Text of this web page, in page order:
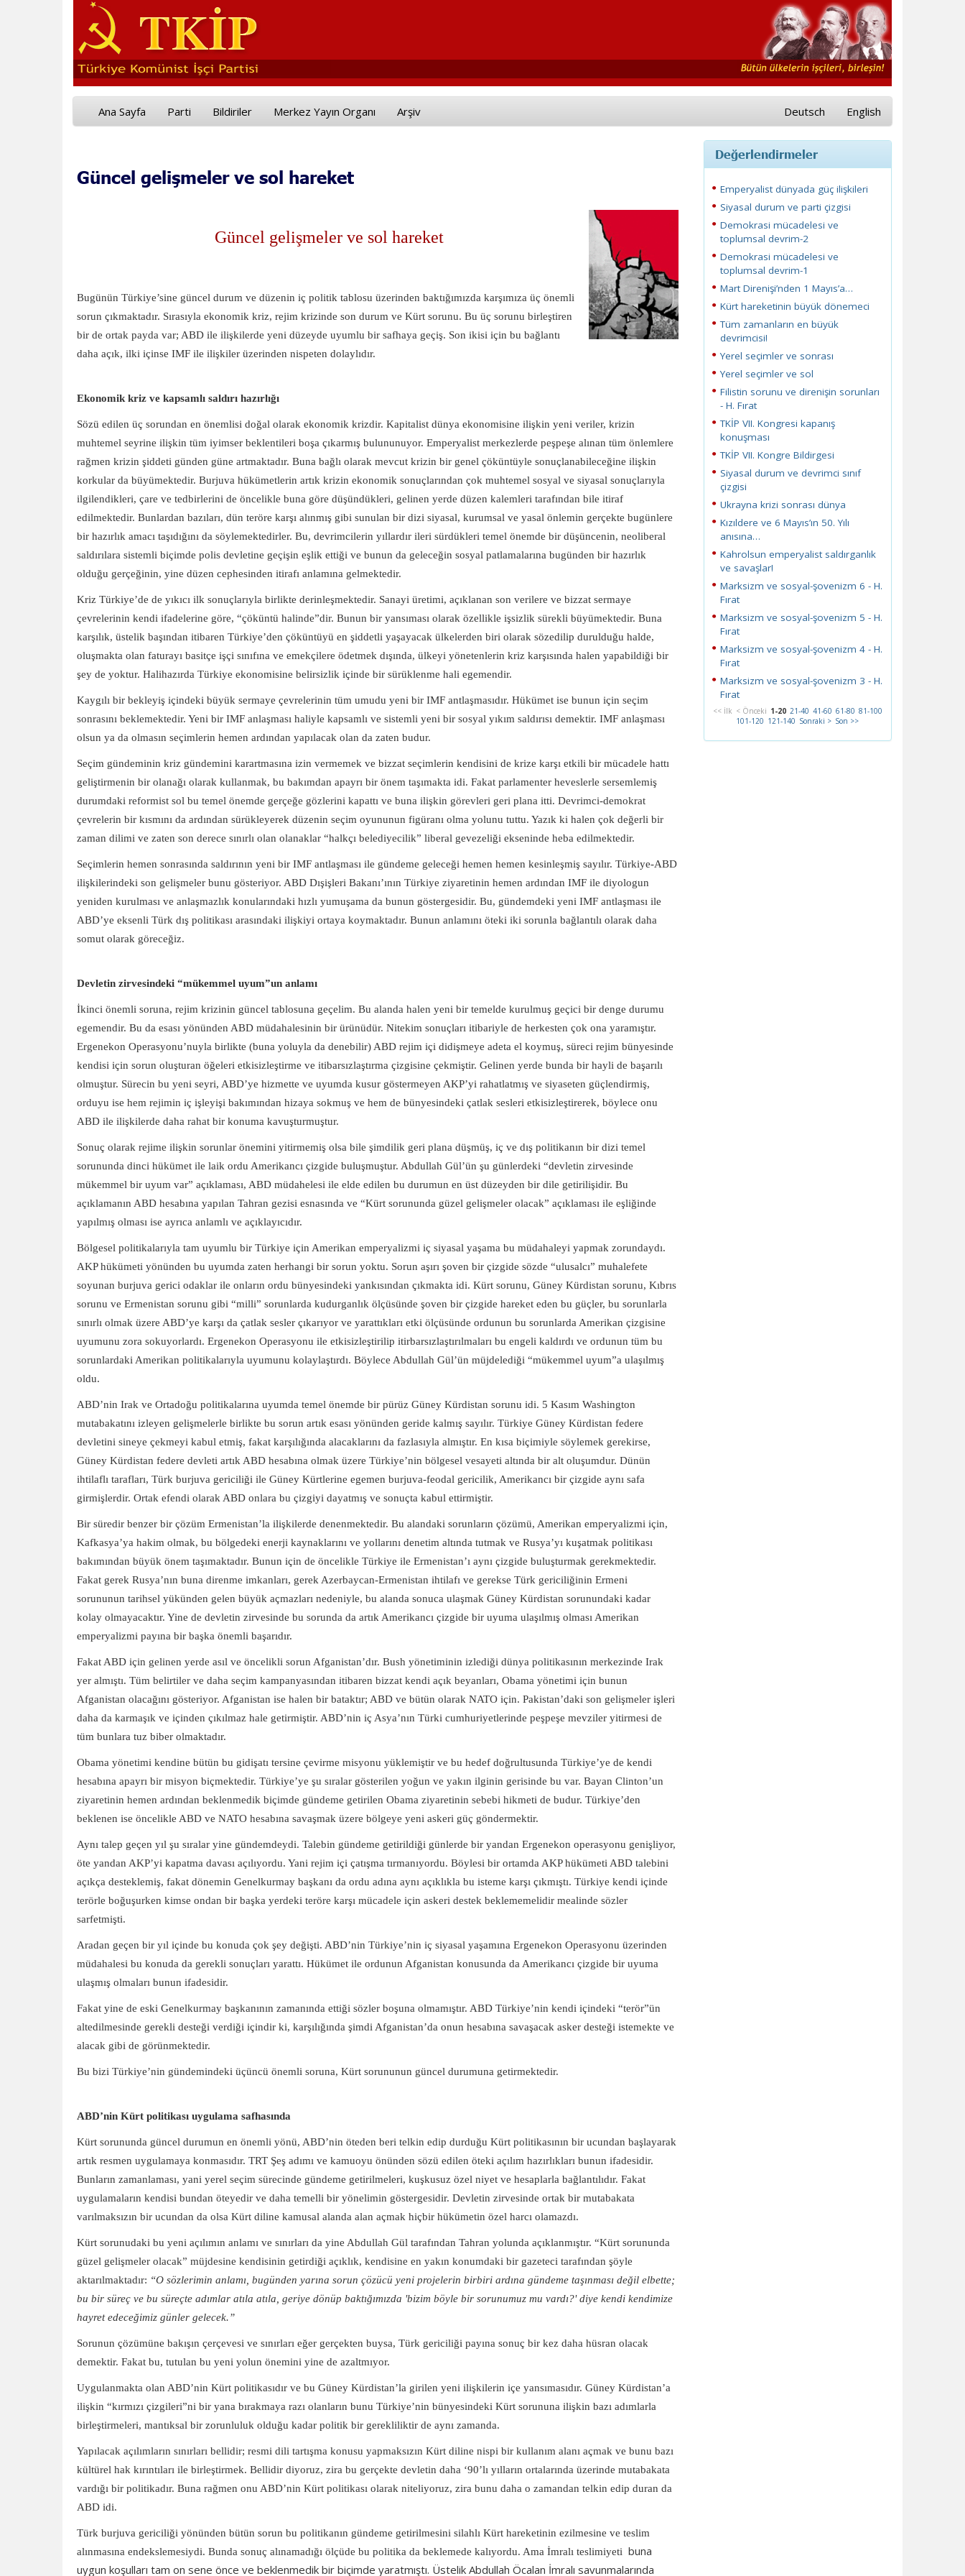
Ana Sayfa Parti Bildiriler Merkez Yayın Organı Arşiv Deutsch English
Güncel gelişmeler ve sol hareket
Güncel gelişmeler ve sol hareket
Bugünün Türkiye’sine güncel durum ve düzenin iç politik tablosu üzerinden baktığımızda karşımıza üç önemli
sorun çıkmaktadır. Sırasıyla ekonomik kriz, rejim krizinde son durum ve Kürt sorunu. Bu üç sorunu birleştiren
bir de ortak payda var; ABD ile ilişkilerde yeni düzeyde uyumlu bir safhaya geçiş. Son ikisi için bu bağlantı
daha açık, ilki içinse IMF ile ilişkiler üzerinden nispeten dolaylıdır.
Ekonomik kriz ve kapsamlı saldırı hazırlığı
Sözü edilen üç sorundan en önemlisi doğal olarak ekonomik krizdir. Kapitalist dünya ekonomisine ilişkin yeni veriler, krizin
muhtemel seyrine ilişkin tüm iyimser beklentileri boşa çıkarmış bulununuyor. Emperyalist merkezlerde peşpeşe alınan tüm önlemlere
rağmen krizin şiddeti günden güne artmaktadır. Buna bağlı olarak mevcut krizin bir genel çöküntüyle sonuçlanabileceğine ilişkin
korkular da büyümektedir. Burjuva hükümetlerin artık krizin ekonomik sonuçlarından çok muhtemel sosyal ve siyasal sonuçlarıyla
ilgilendikleri, çare ve tedbirlerini de öncelikle buna göre düşündükleri, gelinen yerde düzen kalemleri tarafından bile itiraf
edilmektedir. Bunlardan bazıları, dün teröre karşı alınmış gibi sunulan bir dizi siyasal, kurumsal ve yasal önlemin gerçekte bugünlere
bir hazırlık amacı taşıdığını da söylemektedirler. Bu, devrimcilerin yıllardır ileri sürdükleri temel önemde bir düşüncenin, neoliberal
saldırılara sistemli biçimde polis devletine geçişin eşlik ettiği ve bunun da geleceğin sosyal patlamalarına bugünden bir hazırlık
olduğu gerçeğinin, yine düzen cephesinden itirafı anlamına gelmektedir.
Kriz Türkiye’de de yıkıcı ilk sonuçlarıyla birlikte derinleşmektedir. Sanayi üretimi, açıklanan son verilere ve bizzat sermaye
çevrelerinin kendi ifadelerine göre, “çöküntü halinde”dir. Bunun bir yansıması olarak özellikle işsizlik sürekli büyümektedir. Buna
karşılık, üstelik başından itibaren Türkiye’den çöküntüyü en şiddetli yaşayacak ülkelerden biri olarak sözedilip durulduğu halde,
oluşmakta olan faturayı basitçe işçi sınıfına ve emekçilere ödetmek dışında, ülkeyi yönetenlerin kriz karşısında halen yapabildiği bir
şey de yoktur. Halihazırda Türkiye ekonomisine belirsizlik içinde bir sürüklenme hali egemendir.
Kaygılı bir bekleyiş içindeki büyük sermaye çevrelerinin tüm umudu yeni bir IMF antlaşmasıdır. Hükümet ise bunun için seçim
sonrasını beklemektedir. Yeni bir IMF anlaşması haliyle kapsamlı ve sistemli yeni bir sosyal yıkım saldırısı demektir. IMF anlaşması
olsun ya da olmasın seçimlerin hemen ardından yapılacak olan da zaten budur.
Seçim gündeminin kriz gündemini karartmasına izin vermemek ve bizzat seçimlerin kendisini de krize karşı etkili bir mücadele hattı
geliştirmenin bir olanağı olarak kullanmak, bu bakımdan apayrı bir önem taşımakta idi. Fakat parlamenter heveslerle sersemlemiş
durumdaki reformist sol bu temel önemde gerçeğe gözlerini kapattı ve buna ilişkin görevleri geri plana itti. Devrimci-demokrat
çevrelerin bir kısmını da ardından sürükleyerek düzenin seçim oyununun figüranı olma yolunu tuttu. Yazık ki halen çok değerli bir
zaman dilimi ve zaten son derece sınırlı olan olanaklar “halkçı belediyecilik” liberal gevezeliği ekseninde heba edilmektedir.
Seçimlerin hemen sonrasında saldırının yeni bir IMF antlaşması ile gündeme geleceği hemen hemen kesinleşmiş sayılır. Türkiye-ABD
ilişkilerindeki son gelişmeler bunu gösteriyor. ABD Dışişleri Bakanı’ının Türkiye ziyaretinin hemen ardından IMF ile diyologun
yeniden kurulması ve anlaşmazlık konularındaki hızlı yumuşama da bunun göstergesidir. Bu, gündemdeki yeni IMF antlaşması ile
ABD’ye eksenli Türk dış politikası arasındaki ilişkiyi ortaya koymaktadır. Bunun anlamını öteki iki sorunla bağlantılı olarak daha
somut olarak göreceğiz.
Devletin zirvesindeki “mükemmel uyum”un anlamı
İkinci önemli soruna, rejim krizinin güncel tablosuna geçelim. Bu alanda halen yeni bir temelde kurulmuş geçici bir denge durumu
egemendir. Bu da esası yönünden ABD müdahalesinin bir ürünüdür. Nitekim sonuçları itibariyle de herkesten çok ona yaramıştır.
Ergenekon Operasyonu’nuyla birlikte (buna yoluyla da denebilir) ABD rejim içi didişmeye adeta el koymuş, süreci rejim bünyesinde
kendisi için sorun oluşturan öğeleri etkisizleştirme ve itibarsızlaştırma çizgisine çekmiştir. Gelinen yerde bunda bir hayli de başarılı
olmuştur. Sürecin bu yeni seyri, ABD’ye hizmette ve uyumda kusur göstermeyen AKP’yi rahatlatmış ve siyaseten güçlendirmiş,
orduyu ise hem rejimin iç işleyişi bakımından hizaya sokmuş ve hem de bünyesindeki çatlak sesleri etkisizleştirerek, böylece onu
ABD ile ilişkilerde daha rahat bir konuma kavuşturmuştur.
Sonuç olarak rejime ilişkin sorunlar önemini yitirmemiş olsa bile şimdilik geri plana düşmüş, iç ve dış politikanın bir dizi temel
sorununda dinci hükümet ile laik ordu Amerikancı çizgide buluşmuştur. Abdullah Gül’ün şu günlerdeki “devletin zirvesinde
mükemmel bir uyum var” açıklaması, ABD müdahelesi ile elde edilen bu durumun en üst düzeyden bir dile getirilişidir. Bu
açıklamanın ABD hesabına yapılan Tahran gezisi esnasında ve “Kürt sorununda güzel gelişmeler olacak” açıklaması ile eşliğinde
yapılmış olması ise ayrıca anlamlı ve açıklayıcıdır.
Bölgesel politikalarıyla tam uyumlu bir Türkiye için Amerikan emperyalizmi iç siyasal yaşama bu müdahaleyi yapmak zorundaydı.
AKP hükümeti yönünden bu uyumda zaten herhangi bir sorun yoktu. Sorun aşırı şoven bir çizgide sözde “ulusalcı” muhalefete
soyunan burjuva gerici odaklar ile onların ordu bünyesindeki yankısından çıkmakta idi. Kürt sorunu, Güney Kürdistan sorunu, Kıbrıs
sorunu ve Ermenistan sorunu gibi “milli” sorunlarda kudurganlık ölçüsünde şoven bir çizgide hareket eden bu güçler, bu sorunlarla
sınırlı olmak üzere ABD’ye karşı da çatlak sesler çıkarıyor ve yarattıkları etki ölçüsünde ordunun bu sorunlarda Amerikan çizgisine
uyumunu zora sokuyorlardı. Ergenekon Operasyonu ile etkisizleştirilip itirbarsızlaştırılmaları bu engeli kaldırdı ve ordunun tüm bu
sorunlardaki Amerikan politikalarıyla uyumunu kolaylaştırdı. Böylece Abdullah Gül’ün müjdelediği “mükemmel uyum”a ulaşılmış
oldu.
ABD’nin Irak ve Ortadoğu politikalarına uyumda temel önemde bir pürüz Güney Kürdistan sorunu idi. 5 Kasım Washington
mutabakatını izleyen gelişmelerle birlikte bu sorun artık esası yönünden geride kalmış sayılır. Türkiye Güney Kürdistan federe
devletini sineye çekmeyi kabul etmiş, fakat karşılığında alacaklarını da fazlasıyla almıştır. En kısa biçimiyle söylemek gerekirse,
Güney Kürdistan federe devleti artık ABD hesabına olmak üzere Türkiye’nin bölgesel vesayeti altında bir alt oluşumdur. Dünün
ihtilaflı tarafları, Türk burjuva gericiliği ile Güney Kürtlerine egemen burjuva-feodal gericilik, Amerikancı bir çizgide aynı safa
girmişlerdir. Ortak efendi olarak ABD onlara bu çizgiyi dayatmış ve sonuçta kabul ettirmiştir.
Bir süredir benzer bir çözüm Ermenistan’la ilişkilerde denenmektedir. Bu alandaki sorunların çözümü, Amerikan emperyalizmi için,
Kafkasya’ya hakim olmak, bu bölgedeki enerji kaynaklarını ve yollarını denetim altında tutmak ve Rusya’yı kuşatmak politikası
bakımından büyük önem taşımaktadır. Bunun için de öncelikle Türkiye ile Ermenistan’ı aynı çizgide buluşturmak gerekmektedir.
Fakat gerek Rusya’nın buna direnme imkanları, gerek Azerbaycan-Ermenistan ihtilafı ve gerekse Türk gericiliğinin Ermeni
sorununun tarihsel yükünden gelen büyük açmazları nedeniyle, bu alanda sonuca ulaşmak Güney Kürdistan sorunundaki kadar
kolay olmayacaktır. Yine de devletin zirvesinde bu sorunda da artık Amerikancı çizgide bir uyuma ulaşılmış olması Amerikan
emperyalizmi payına bir başka önemli başarıdır.
Fakat ABD için gelinen yerde asıl ve öncelikli sorun Afganistan’dır. Bush yönetiminin izlediği dünya politikasının merkezinde Irak
yer almıştı. Tüm belirtiler ve daha seçim kampanyasından itibaren bizzat kendi açık beyanları, Obama yönetimi için bunun
Afganistan olacağını gösteriyor. Afganistan ise halen bir bataktır; ABD ve bütün olarak NATO için. Pakistan’daki son gelişmeler işleri
daha da karmaşık ve içinden çıkılmaz hale getirmiştir. ABD’nin iç Asya’nın Türki cumhuriyetlerinde peşpeşe mevziler yitirmesi de
tüm bunlara tuz biber olmaktadır.
Obama yönetimi kendine bütün bu gidişatı tersine çevirme misyonu yüklemiştir ve bu hedef doğrultusunda Türkiye’ye de kendi
hesabına apayrı bir misyon biçmektedir. Türkiye’ye şu sıralar gösterilen yoğun ve yakın ilginin gerisinde bu var. Bayan Clinton’un
ziyaretinin hemen ardından beklenmedik biçimde gündeme getirilen Obama ziyaretinin sebebi hikmeti de budur. Türkiye’den
beklenen ise öncelikle ABD ve NATO hesabına savaşmak üzere bölgeye yeni askeri güç göndermektir.
Aynı talep geçen yıl şu sıralar yine gündemdeydi. Talebin gündeme getirildiği günlerde bir yandan Ergenekon operasyonu genişliyor,
öte yandan AKP’yi kapatma davası açılıyordu. Yani rejim içi çatışma tırmanıyordu. Böylesi bir ortamda AKP hükümeti ABD talebini
açıkça desteklemiş, fakat dönemin Genelkurmay başkanı da ordu adına aynı açıklıkla bu isteme karşı çıkmıştı. Türkiye kendi içinde
terörle boğuşurken kimse ondan bir başka yerdeki teröre karşı mücadele için askeri destek beklememelidir mealinde sözler
sarfetmişti.
Aradan geçen bir yıl içinde bu konuda çok şey değişti. ABD’nin Türkiye’nin iç siyasal yaşamına Ergenekon Operasyonu üzerinden
müdahalesi bu konuda da gerekli sonuçları yarattı. Hükümet ile ordunun Afganistan konusunda da Amerikancı çizgide bir uyuma
ulaşmış olmaları bunun ifadesidir.
Fakat yine de eski Genelkurmay başkanının zamanında ettiği sözler boşuna olmamıştır. ABD Türkiye’nin kendi içindeki “terör”ün
altedilmesinde gerekli desteği verdiği içindir ki, karşılığında şimdi Afganistan’da onun hesabına savaşacak asker desteği istemekte ve
alacak gibi de görünmektedir.
Bu bizi Türkiye’nin gündemindeki üçüncü önemli soruna, Kürt sorununun güncel durumuna getirmektedir.
ABD’nin Kürt politikası uygulama safhasında
Kürt sorununda güncel durumun en önemli yönü, ABD’nin öteden beri telkin edip durduğu Kürt politikasının bir ucundan başlayarak
artık resmen uygulamaya konmasıdır. TRT Şeş adımı ve kamuoyu önünden sözü edilen öteki açılım hazırlıkları bunun ifadesidir.
Bunların zamanlaması, yani yerel seçim sürecinde gündeme getirilmeleri, kuşkusuz özel niyet ve hesaplarla bağlantılıdır. Fakat
uygulamaların kendisi bundan öteyedir ve daha temelli bir yönelimin göstergesidir. Devletin zirvesinde ortak bir mutabakata
varılmaksızın bir ucundan da olsa Kürt diline kamusal alanda alan açmak hiçbir hükümetin özel harcı olamazdı.
Kürt sorunudaki bu yeni açılımın anlamı ve sınırları da yine Abdullah Gül tarafından Tahran yolunda açıklanmıştır. “Kürt sorununda
güzel gelişmeler olacak” müjdesine kendisinin getirdiği açıklık, kendisine en yakın konumdaki bir gazeteci tarafından şöyle
aktarılmaktadır: “O sözlerimin anlamı, bugünden yarına sorun çözücü yeni projelerin birbiri ardına gündeme taşınması değil elbette;
bu bir süreç ve bu süreçte adımlar atıla atıla, geriye dönüp baktığımızda 'bizim böyle bir sorunumuz mu vardı?' diye kendi kendimize
hayret edeceğimiz günler gelecek.”
Sorunun çözümüne bakışın çerçevesi ve sınırları eğer gerçekten buysa, Türk gericiliği payına sonuç bir kez daha hüsran olacak
demektir. Fakat bu, tutulan bu yeni yolun önemini yine de azaltmıyor.
Uygulanmakta olan ABD’nin Kürt politikasıdır ve bu Güney Kürdistan’la girilen yeni ilişkilerin içe yansımasıdır. Güney Kürdistan’a
ilişkin “kırmızı çizgileri”ni bir yana bırakmaya razı olanların bunu Türkiye’nin bünyesindeki Kürt sorununa ilişkin bazı adımlarla
birleştirmeleri, mantıksal bir zorunluluk olduğu kadar politik bir gerekliliktir de aynı zamanda.
Yapılacak açılımların sınırları bellidir; resmi dili tartışma konusu yapmaksızın Kürt diline nispi bir kullanım alanı açmak ve bunu bazı
kültürel hak kırıntıları ile birleştirmek. Bellidir diyoruz, zira bu gerçekte devletin daha ‘90’lı yılların ortalarında üzerinde mutabakata
vardığı bir politikadır. Buna rağmen onu ABD’nin Kürt politikası olarak niteliyoruz, zira bunu daha o zamandan telkin edip duran da
ABD idi.
Türk burjuva gericiliği yönünden bütün sorun bu politikanın gündeme getirilmesini silahlı Kürt hareketinin ezilmesine ve teslim
alınmasına endekslemesiydi. Bunda sonuç alınamadığı ölçüde bu politika da beklemede kalıyordu. Ama İmralı teslimiyeti buna
uygun koşulları tam on sene önce ve beklenmedik bir biçimde yaratmıştı. Üstelik Abdullah Öcalan İmralı savunmalarında
Değerlendirmeler
Emperyalist dünyada güç ilişkileri
Siyasal durum ve parti çizgisi
Demokrasi mücadelesi ve
toplumsal devrim-2
Demokrasi mücadelesi ve
toplumsal devrim-1
Mart Direnişi’nden 1 Mayıs’a…
Kürt hareketinin büyük dönemeci
Tüm zamanların en büyük
devrimcisi!
Yerel seçimler ve sonrası
Yerel seçimler ve sol
Filistin sorunu ve direnişin sorunları
- H. Fırat
TKİP VII. Kongresi kapanış
konuşması
TKİP VII. Kongre Bildirgesi
Siyasal durum ve devrimci sınıf
çizgisi
Ukrayna krizi sonrası dünya
Kızıldere ve 6 Mayıs’ın 50. Yılı
anısına…
Kahrolsun emperyalist saldırganlık
ve savaşlar!
Marksizm ve sosyal-şovenizm 6 - H.
Fırat
Marksizm ve sosyal-şovenizm 5 - H.
Fırat
Marksizm ve sosyal-şovenizm 4 - H.
Fırat
Marksizm ve sosyal-şovenizm 3 - H.
Fırat
<< İlk < Önceki 1-20 21-40 41-60 61-80 81-100
101-120 121-140 Sonraki > Son >>